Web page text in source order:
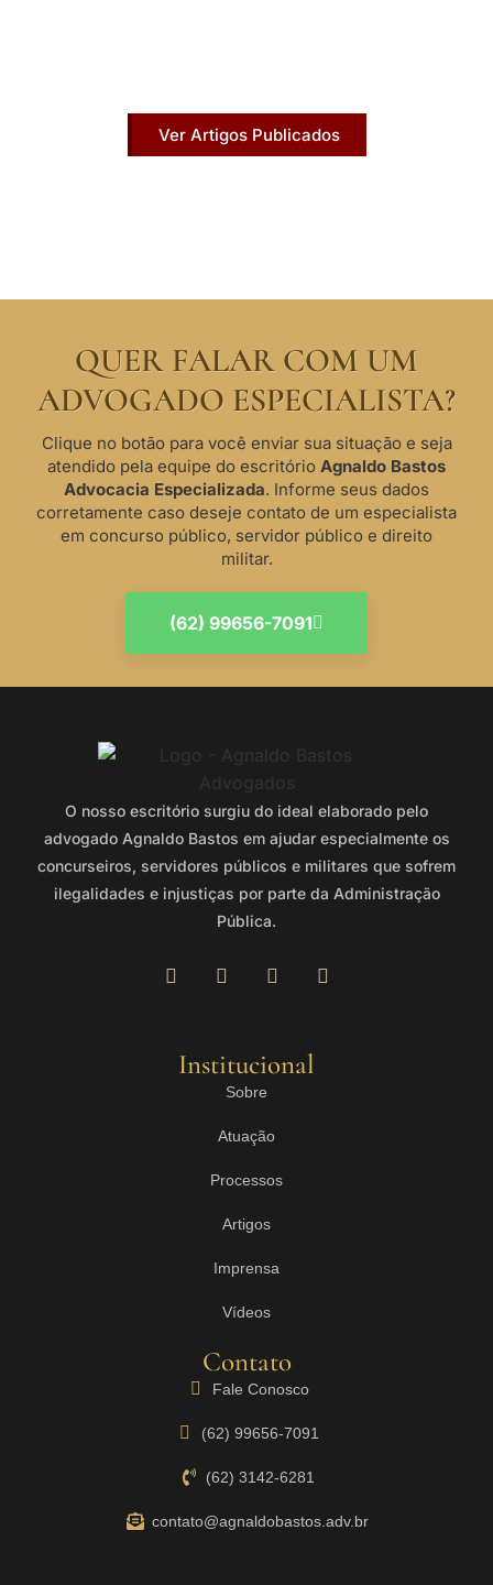
Ver Artigos Publicados
QUER FALAR COM UM
ADVOGADO ESPECIALISTA?
Clique no botão para você enviar sua situação e seja
atendido pela equipe do escritório Agnaldo Bastos
Advocacia Especializada. Informe seus dados
corretamente caso deseje contato de um especialista
em concurso público, servidor público e direito
militar.
(62) 99656-7091
O nosso escritório surgiu do ideal elaborado pelo
advogado Agnaldo Bastos em ajudar especialmente os
concurseiros, servidores públicos e militares que sofrem
ilegalidades e injustiças por parte da Administração
Pública.
Institucional
Sobre
Atuação
Processos
Artigos
Imprensa
Vídeos
Contato
Fale Conosco
(62) 99656-7091
(62) 3142-6281
contato@agnaldobastos.adv.br